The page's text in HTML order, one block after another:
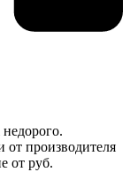
производителя
от руб.